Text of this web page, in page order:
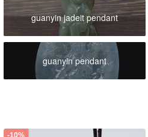
guanyin jadeit pendant
guanyin pendant